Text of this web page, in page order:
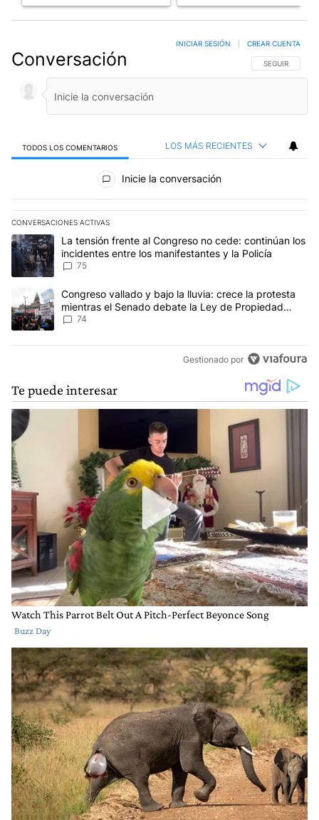
Conversación SIGA ESTA
SEGUIR
INICIAR SESIÓN CREAR CUENTA
TODOS LOS COMENTARIOS LOS MÁS RECIENTES
Todos los comentarios
Inicie la conversación
CONVERSACIONES ACTIVAS
Este listado muestra los artículos con más comentarios en los
Un artículo de tendencia con el título "La tensión frente al
La tensión frente al Congreso no cede: continúan los
incidentes entre los manifestantes y la Policía
75
Un artículo de tendencia con el título "Congreso vallado y bajo
Congreso vallado y bajo la lluvia: crece la protesta
mientras el Senado debate la Ley de Propiedad
Privada
74
Gestionado por